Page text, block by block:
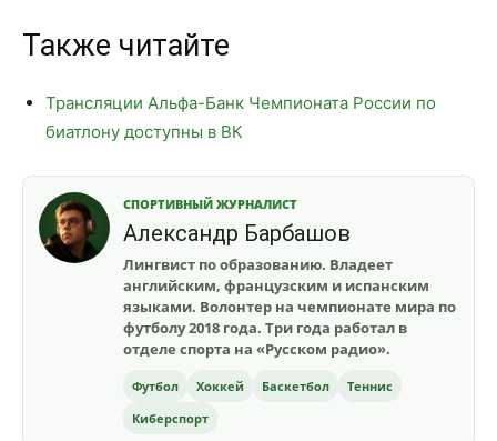
Также читайте
Трансляции Альфа-Банк Чемпионата России по
биатлону доступны в ВК
СПОРТИВНЫЙ ЖУРНАЛИСТ
Александр Барбашов
Лингвист по образованию. Владеет
английским, французским и испанским
языками. Волонтер на чемпионате мира по
футболу 2018 года. Три года работал в
отделе спорта на «Русском радио».
Футбол Хоккей Баскетбол
Теннис
Киберспорт